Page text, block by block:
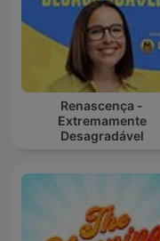
Renascença -
Extremamente
Desagradável